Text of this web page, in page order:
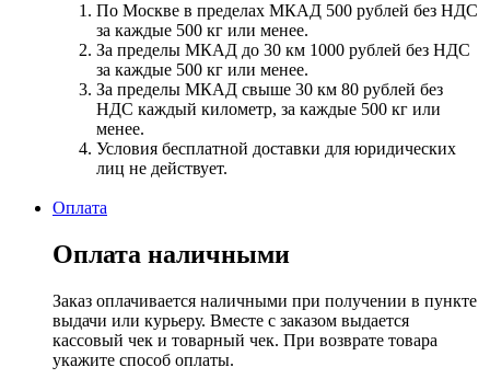
По Москве в пределах МКАД 500 рублей без НДС
за каждые 500 кг или менее.
За пределы МКАД до 30 км 1000 рублей без НДС
за каждые 500 кг или менее.
За пределы МКАД свыше 30 км 80 рублей без
НДС каждый километр, за каждые 500 кг или
менее.
Условия бесплатной доставки для юридических
лиц не действует.
Оплата
Оплата наличными
Заказ оплачивается наличными при получении в пункте
выдачи или курьеру. Вместе с заказом выдается
кассовый чек и товарный чек. При возврате товара
укажите способ оплаты.